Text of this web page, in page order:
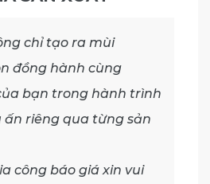
chỉ tạo ra mùi
đồng hành cùng
bạn trong hành trình
ấn riêng qua từng sản
công báo giá xin vui